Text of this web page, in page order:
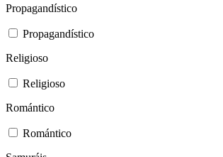
Propagandístico
Propagandístico
Religioso
Religioso
Romántico
Romántico